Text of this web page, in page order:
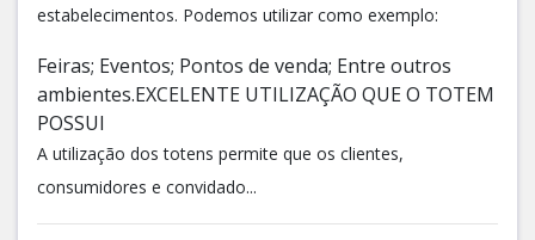
estabelecimentos. Podemos utilizar como exemplo:
Feiras; Eventos; Pontos de venda; Entre outros
ambientes.EXCELENTE UTILIZAÇÃO QUE O TOTEM
POSSUI
A utilização dos totens permite que os clientes,
consumidores e convidado...